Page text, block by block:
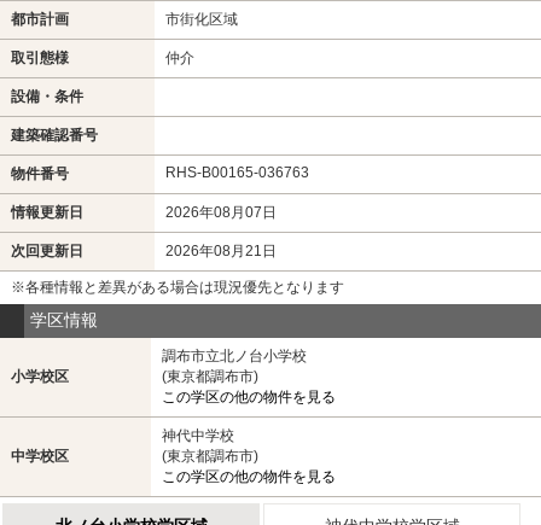
都市計画 市街化区域
取引態様 仲介
設備・条件
建築確認番号
物件番号 RHS-B00165-036763
情報更新日 2026年08月07日
次回更新日 2026年08月21日
※各種情報と差異がある場合は現況優先となります
学区情報
小学校区
調布市立北ノ台小学校
(東京都調布市)
この学区の他の物件を見る
中学校区
神代中学校
(東京都調布市)
この学区の他の物件を見る